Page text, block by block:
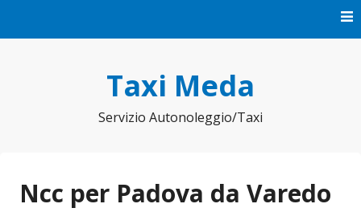
Taxi Meda
Servizio Autonoleggio/Taxi
Ncc per Padova da Varedo